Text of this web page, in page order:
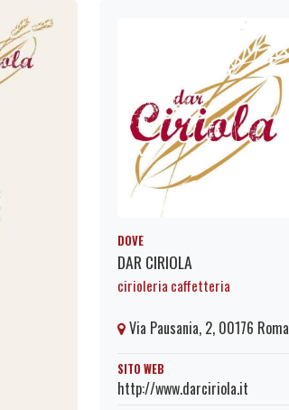
DOVE
DAR CIRIOLA
cirioleria caffetteria
Via Pausania, 2, 00176 Roma
SITO WEB
http://www.darciriola.it